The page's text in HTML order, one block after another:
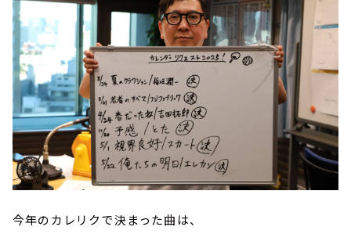
今年のカレリクで決まった曲は、